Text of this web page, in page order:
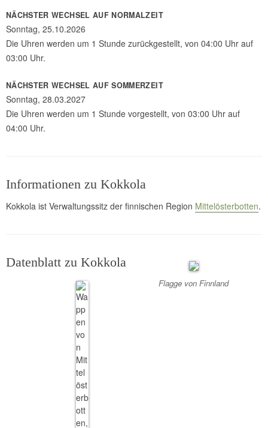
NÄCHSTER WECHSEL AUF NORMALZEIT
Sonntag, 25.10.2026
Die Uhren werden um 1 Stunde zurückgestellt, von 04:00 Uhr auf
03:00 Uhr.
NÄCHSTER WECHSEL AUF SOMMERZEIT
Sonntag, 28.03.2027
Die Uhren werden um 1 Stunde vorgestellt, von 03:00 Uhr auf
04:00 Uhr.
Informationen zu Kokkola
Kokkola ist Verwaltungssitz der finnischen Region Mittelösterbotten.
Datenblatt zu Kokkola
Flagge von Finnland